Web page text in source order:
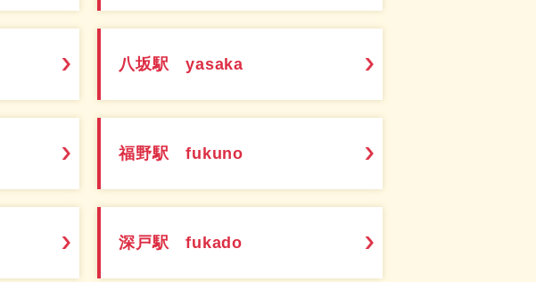
八坂駅 yasaka
福野駅 fukuno
深戸駅 fukado